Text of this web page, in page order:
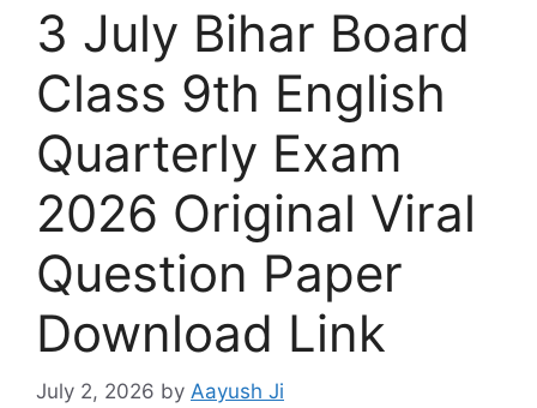
3 July Bihar Board
Class 9th English
Quarterly Exam
2026 Original Viral
Question Paper
Download Link
July 2, 2026 by Aayush Ji